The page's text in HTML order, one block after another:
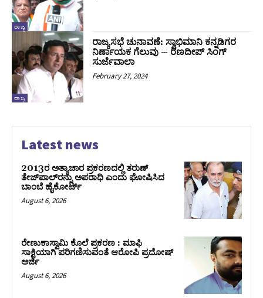
ರಾಜ್ಯ
ರಾಜ್ಯ
ರಾಜ್ಯಸಭೆ ಚುನಾವಣೆ: ಸ್ವಾಭಿಮಾನಿ ಕನ್ನಡಿಗರ
ನಿರ್ಣಾಯಕ ಗೆಲುವು – ರಣದೀಪ್ ಸಿಂಗ್
ಸುರ್ಜೆವಾಲಾ
February 27, 2024
Latest news
2013ರ ಅತ್ಯಾಚಾರ ಪ್ರಕರಣದಲ್ಲಿ ತರುಣ್
ತೇಜ್‌ಪಾಲ್‌ರನ್ನು ಅಪರಾಧಿ ಎಂದು ಘೋಷಿಸಿದ
ಬಾಂಬೆ ಹೈಕೋರ್ಟ್
August 6, 2026
ರೇಣುಕಾಸ್ವಾಮಿ ಕೊಲೆ ಪ್ರಕರಣ : ಮಾಫಿ
ಸಾಕ್ಷಿಯಾಗಿ ಪರಿಗಣಿಸುವಂತೆ ಆರೋಪಿ ಪ್ರದೋಷ್‌
ಅರ್ಜಿ
August 6, 2026